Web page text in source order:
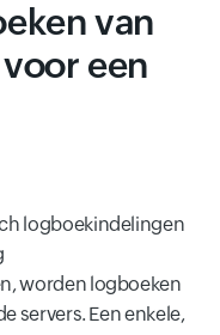
van
een
logboekindelingen
worden logboeken
servers. Een enkele,